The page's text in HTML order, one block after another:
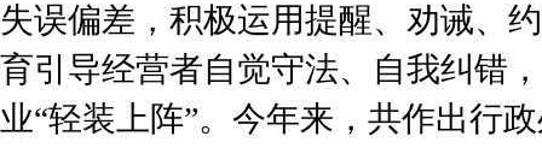
失误偏差，积极运用提醒、劝诫、
育引导经营者自觉守法、自我纠错
业“轻装上阵”。今年来，共作出行